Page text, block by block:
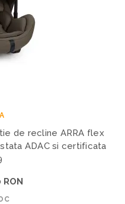
de recline ARRA flex
ADAC si certificata